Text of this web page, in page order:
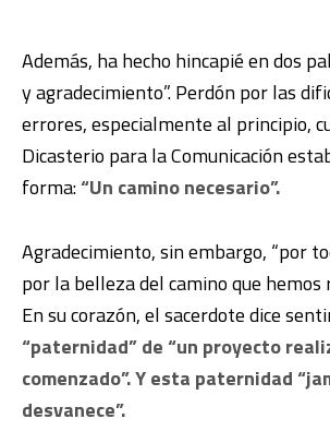
Además, ha hecho hincapié en dos
y agradecimiento”. Perdón por las
errores, especialmente al principio,
Dicasterio para la Comunicación
forma:“Un camino necesario”.
Agradecimiento, sin embargo, “por
por la belleza del camino que hemos
En su corazón, el sacerdote dice
“paternidad” de “un proyecto
comenzado”. Y esta paternidad
desvanece”.